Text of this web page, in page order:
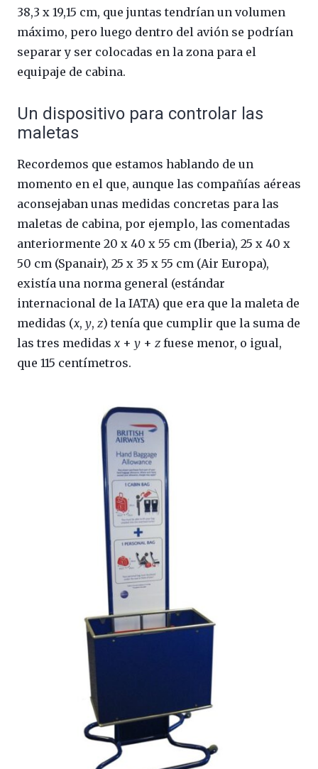
38,3 x 19,15 cm, que juntas tendrían un volumen
máximo, pero luego dentro del avión se podrían
separar y ser colocadas en la zona para el
equipaje de cabina.
Un dispositivo para controlar las
maletas
Recordemos que estamos hablando de un
momento en el que, aunque las compañías aéreas
aconsejaban unas medidas concretas para las
maletas de cabina, por ejemplo, las comentadas
anteriormente 20 x 40 x 55 cm (Iberia), 25 x 40 x
50 cm (Spanair), 25 x 35 x 55 cm (Air Europa),
existía una norma general (estándar
internacional de la IATA) que era que la maleta de
medidas (x, y, z) tenía que cumplir que la suma de
las tres medidas x + y + z fuese menor, o igual,
que 115 centímetros.